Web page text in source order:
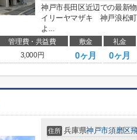
神戸市長田区近辺での最新
イリーヤマザキ 神戸浪松
よ...
管理費・共益費 敷金 礼金
3,000円 0ヶ月 0ヶ月
住所 兵庫県神戸市須磨区